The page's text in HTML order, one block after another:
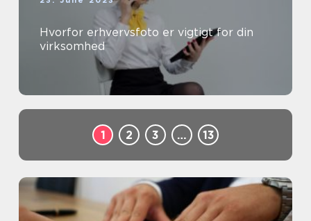
Hvorfor erhvervsfoto er vigtigt for din
virksomhed
1 2 3 … 13